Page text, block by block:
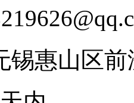
锡惠山区